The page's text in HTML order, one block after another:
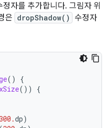
정자를 추가합니다. 그림자 위
은 dropShadow()
수정자
()
{
())
{
dp)